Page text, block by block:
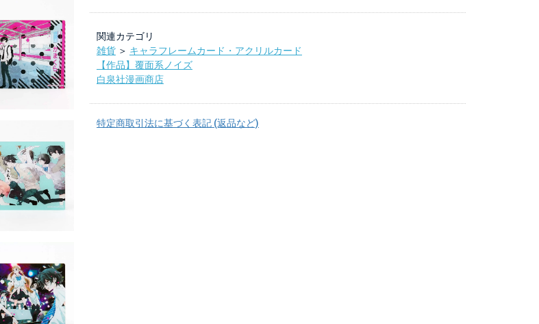
関連カテゴリ
雑貨 ＞ キャラフレームカード・アクリルカード
【作品】覆面系ノイズ
白泉社漫画商店
特定商取引法に基づく表記 (返品など)